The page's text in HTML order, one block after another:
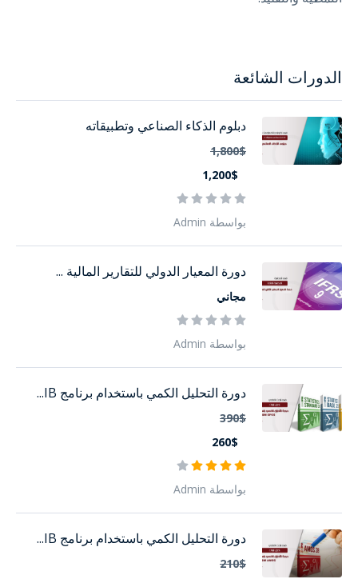
الدورات الشائعة
دبلوم الذكاء الصناعي وتطبيقاته
1,800$
1,200$
بواسطة Admin
دورة المعيار الدولي للتقارير المالية ...
مجاني
بواسطة Admin
دورة التحليل الكمي باستخدام برنامج IB...
390$
260$
بواسطة Admin
دورة التحليل الكمي باستخدام برنامج IB...
210$